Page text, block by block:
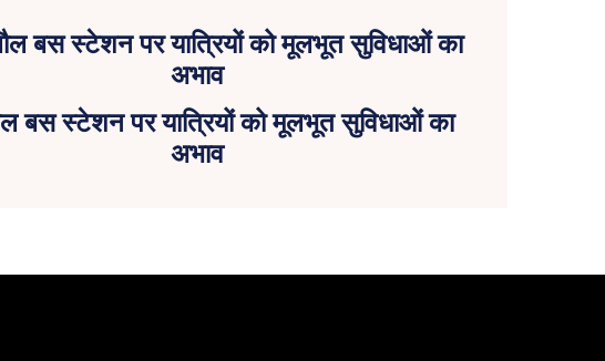
बस स्टेशन पर यात्रियों को मूलभूत सुविधाओं का
अभाव